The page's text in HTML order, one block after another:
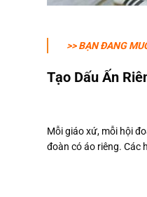
>> BẠN ĐANG
Tạo Dấu Ấn
Mỗi giáo xứ, mỗi hội
đoàn có áo riêng. Các